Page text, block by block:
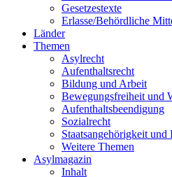
Gesetzestexte
Erlasse/Behördliche
Länder
Themen
Asylrecht
Aufenthaltsrecht
Bildung und Arbeit
Bewegungsfreiheit und
Aufenthaltsbeendigung
Sozialrecht
Staatsangehörigkeit und
Weitere Themen
Asylmagazin
Inhalt